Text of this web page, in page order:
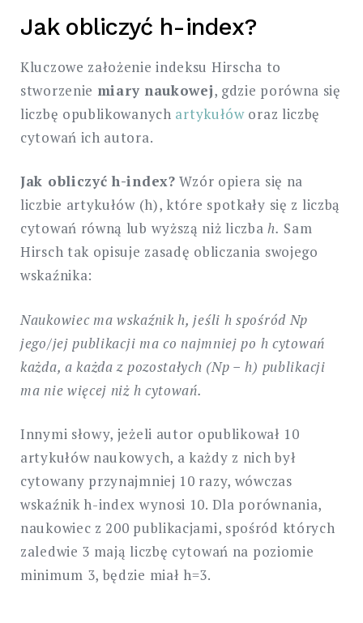
Jak obliczyć h-index?
Kluczowe założenie indeksu Hirscha to
stworzenie miary naukowej, gdzie porówna się
liczbę opublikowanych artykułóworaz liczbę
cytowań ich autora.
Jak obliczyć h-index? Wzór opiera się na
liczbie artykułów (h), które spotkały się z liczbą
cytowań równą lub wyższą niż liczbah. Sam
Hirsch tak opisuje zasadę obliczania swojego
wskaźnika:
Naukowiec ma wskaźnik h, jeśli h spośród Np
jego/jej publikacji ma co najmniej po h cytowań
każda, a każda z pozostałych (Np − h) publikacji
ma nie więcej niż h cytowań.
Innymi słowy, jeżeli autor opublikował 10
artykułów naukowych, a każdy z nich był
cytowany przynajmniej 10 razy, wówczas
wskaźnik h-index wynosi 10. Dla porównania,
naukowiec z 200 publikacjami, spośród których
zaledwie 3 mają liczbę cytowań na poziomie
minimum 3, będzie miał h=3.